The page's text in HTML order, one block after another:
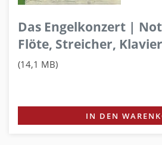
Das Engelkonzert |
Flöte, Streicher, Klavier
(14,1 MB)
IN DEN